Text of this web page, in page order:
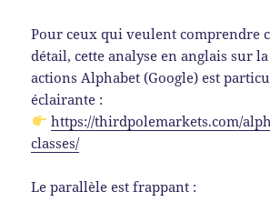
Pour ceux qui veulent comprendre
détail, cette analyse en anglais sur
actions Alphabet (Google) est
éclairante :
https://thirdpolemarkets.com/
classes/
Le parallèle est frappant :